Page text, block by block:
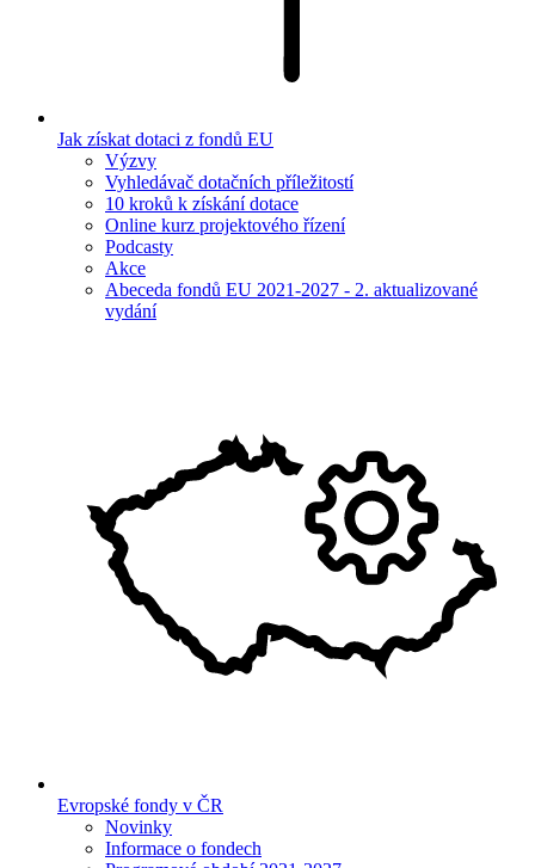
Jak získat dotaci z fondů EU
Výzvy
Vyhledávač dotačních příležitostí
10 kroků k získání dotace
Online kurz projektového řízení
Podcasty
Akce
Abeceda fondů EU 2021-2027 - 2. aktualizované
vydání
Evropské fondy v ČR
Novinky
Informace o fondech